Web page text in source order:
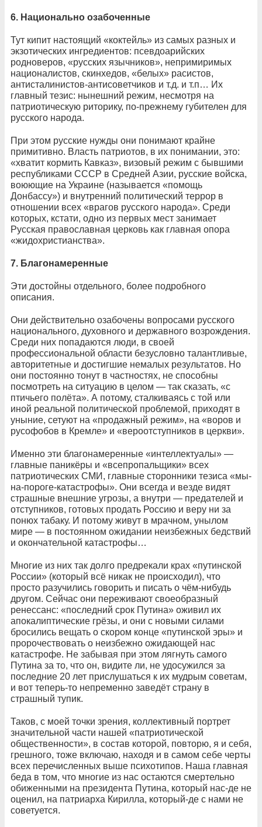
6. Национально озабоченные
Тут кипит настоящий «коктейль» из самых разных и
экзотических ингредиентов: псевдоарийских
родноверов, «русских язычников», непримиримых
националистов, скинхедов, «белых» расистов,
антисталинистов-антисоветчиков и т.д. и т.п… Их
главный тезис: нынешний режим, несмотря на
патриотическую риторику, по-прежнему губителен для
русского народа.
При этом русские нужды они понимают крайне
примитивно. Власть патриотов, в их понимании, это:
«хватит кормить Кавказ», визовый режим с бывшими
республиками СССР в Средней Азии, русские войска,
воюющие на Украине (называется «помощь
Донбассу») и внутренний политический террор в
отношении всех «врагов русского народа». Среди
которых, кстати, одно из первых мест занимает
Русская православная церковь как главная опора
«жидохристианства».
7. Благонамеренные
Эти достойны отдельного, более подробного
описания.
Они действительно озабочены вопросами русского
национального, духовного и державного возрождения.
Среди них попадаются люди, в своей
профессиональной области безусловно талантливые,
авторитетные и достигшие немалых результатов. Но
они постоянно тонут в частностях, не способны
посмотреть на ситуацию в целом — так сказать, «с
птичьего полёта». А потому, сталкиваясь с той или
иной реальной политической проблемой, приходят в
уныние, сетуют на «продажный режим», на «воров и
русофобов в Кремле» и «вероотступников в церкви».
Именно эти благонамеренные «интеллектуалы» —
главные паникёры и «всепропальщики» всех
патриотических СМИ, главные сторонники тезиса «мы-
на-пороге-катастрофы». Они всегда и везде видят
страшные внешние угрозы, а внутри — предателей и
отступников, готовых продать Россию и веру ни за
понюх табаку. И потому живут в мрачном, унылом
мире — в постоянном ожидании неизбежных бедствий
и окончательной катастрофы…
Многие из них так долго предрекали крах «путинской
России» (который всё никак не происходил), что
просто разучились говорить и писать о чём-нибудь
другом. Сейчас они переживают своеобразный
ренессанс: «последний срок Путина» оживил их
апокалиптические грёзы, и они с новыми силами
бросились вещать о скором конце «путинской эры» и
пророчествовать о неизбежно ожидающей нас
катастрофе. Не забывая при этом лягнуть самого
Путина за то, что он, видите ли, не удосужился за
последние 20 лет прислушаться к их мудрым советам,
и вот теперь-то непременно заведёт страну в
страшный тупик.
Таков, с моей точки зрения, коллективный портрет
значительной части нашей «патриотической
общественности», в состав которой, повторю, я и себя,
грешного, тоже включаю, находя и в самом себе черты
всех перечисленных выше психотипов. Наша главная
беда в том, что многие из нас остаются смертельно
обиженными на президента Путина, который нас-де не
оценил, на патриарха Кирилла, который-де с нами не
советуется.